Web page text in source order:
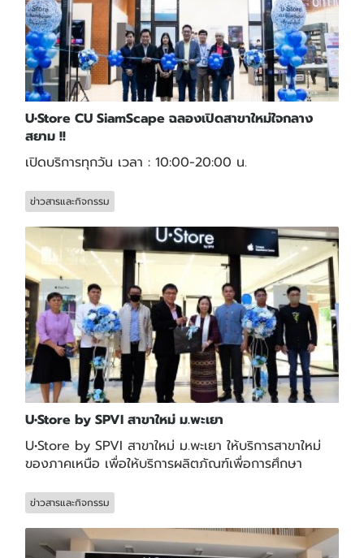
U•Store CU SiamScape ฉลองเปิดสาขาใหม่ใจกลาง
สยาม !!
เปิดบริการทุกวัน เวลา : 10:00-20:00 น.
ข่าวสารและกิจกรรม
U•Store by SPVI สาขาใหม่ ม.พะเยา
U•Store by SPVI สาขาใหม่ ม.พะเยา ให้บริการสาขาใหม่
ของภาคเหนือ เพื่อให้บริการผลิตภัณฑ์เพื่อการศึกษา
ข่าวสารและกิจกรรม